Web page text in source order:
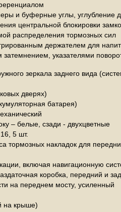
и буферные углы, углубление
центральной блокировки
распределения тормозных сил
держателем для
указателями
зеркала заднего вида
дверях)
батарея)
– белые, сзади - двухцветные
5 шт.
тормозных накладок для
включая навигационную
коробка, передний и
на переднем мосту, усиленный
на крыше)